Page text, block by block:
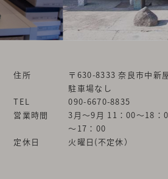
住所 〒630-8333 奈良市中新
駐車場なし
TEL
090-6670-8835
営業時間
3月～9月 11：00～18
～17：00
定休日
火曜日(不定休）